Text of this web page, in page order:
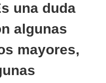
una duda
algunas
mayores,